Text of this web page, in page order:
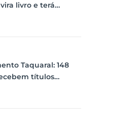
livro e terá
em Corumbá
Taquaral: 148
títulos
em Corumbá